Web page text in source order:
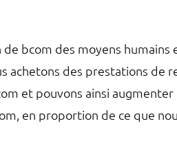
bcom des moyens
achetons des prestations
et pouvons ainsi
en proportion de ce que